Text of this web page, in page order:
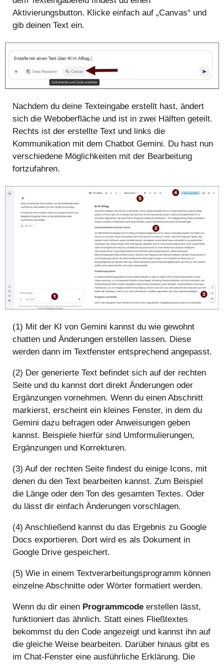
Aktivierungsbutton. Klicke einfach auf „Canvas“ und
gib deinen Text ein.
Nachdem du deine Texteingabe erstellt hast, ändert
sich die Weboberfläche und ist in zwei Hälften geteilt.
Rechts ist der erstellte Text und links die
Kommunikation mit dem Chatbot Gemini. Du hast nun
verschiedene Möglichkeiten mit der Bearbeitung
fortzufahren.
(1) Mit der KI von Gemini kannst du wie gewohnt
chatten und Änderungen erstellen lassen. Diese
werden dann im Textfenster entsprechend angepasst.
(2) Der generierte Text befindet sich auf der rechten
Seite und du kannst dort direkt Änderungen oder
Ergänzungen vornehmen. Wenn du einen Abschnitt
markierst, erscheint ein kleines Fenster, in dem du
Gemini dazu befragen oder Anweisungen geben
kannst. Beispiele hierfür sind Umformulierungen,
Ergänzungen und Korrekturen.
(3) Auf der rechten Seite findest du einige Icons, mit
denen du den Text bearbeiten kannst. Zum Beispiel
die Länge oder den Ton des gesamten Textes. Oder
du lässt dir einfach Änderungen vorschlagen.
(4) Anschließend kannst du das Ergebnis zu Google
Docs exportieren. Dort wird es als Dokument in
Google Drive gespeichert.
(5) Wie in einem Textverarbeitungsprogramm können
einzelne Abschnitte oder Wörter formatiert werden.
Wenn du dir einen Programmcode erstellen lässt,
funktioniert das ähnlich. Statt eines Fließtextes
bekommst du den Code angezeigt und kannst ihn auf
die gleiche Weise bearbeiten. Darüber hinaus gibt es
im Chat-Fenster eine ausführliche Erklärung. Die